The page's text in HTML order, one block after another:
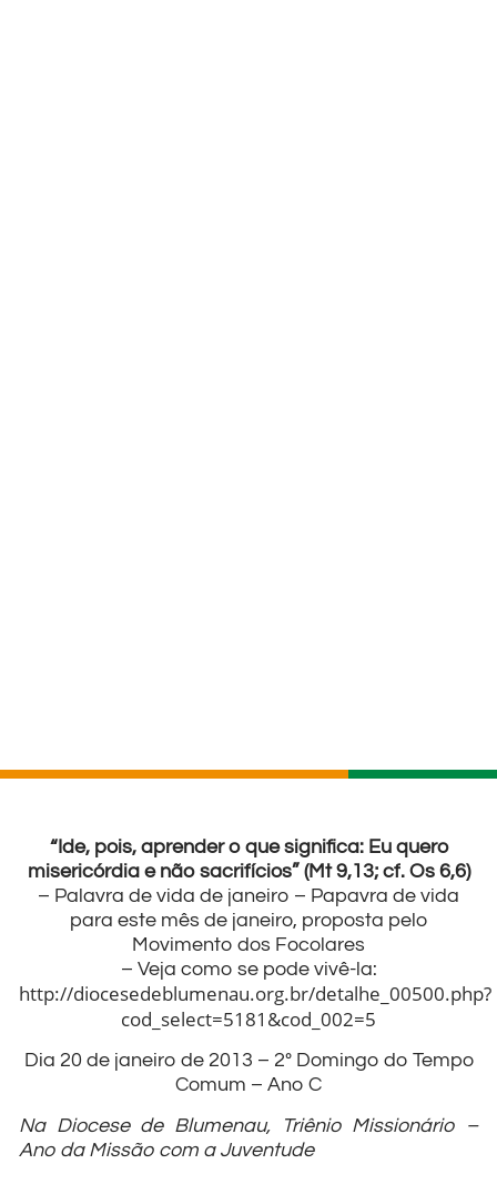
“Ide, pois, aprender o que significa: Eu quero
misericórdia e não sacrifícios” (Mt 9,13; cf. Os 6,6)
– Palavra de vida de janeiro – Papavra de vida
para este mês de janeiro, proposta pelo
Movimento dos Focolares
– Veja como se pode vivê-la:
http://diocesedeblumenau.org.br/detalhe_00500.php?
cod_select=5181&cod_002=5
Dia 20 de janeiro de 2013 – 2º Domingo do Tempo
Comum – Ano C
Na Diocese de Blumenau, Triênio Missionário –
Ano da Missão com a Juventude